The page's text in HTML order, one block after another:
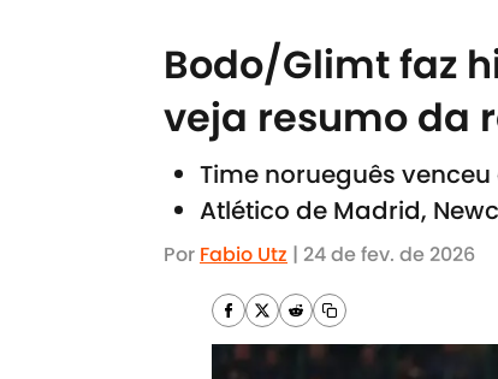
Bodo/Glimt faz
veja resumo da
Time norueguês
Atlético de Madrid,
Por Fabio Utz | 24 de fev. de 2026